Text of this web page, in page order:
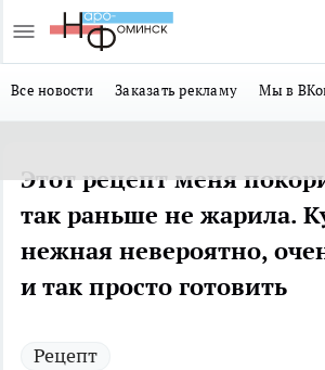
Все новости Заказать рекламу Мы в
Этот рецепт меня
так раньше не жарила.
нежная невероятно,
и так просто готовить
Рецепт